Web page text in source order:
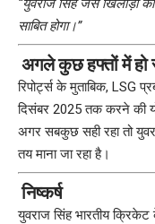
“युवराज सिंह जैसे खिलाड़ी
साबित होगा।”
अगले कुछ हफ्तों में हो
रिपोर्ट्स के मुताबिक, LSG
दिसंबर 2025 तक करने की
अगर सबकुछ सही रहा तो
तय माना जा रहा है।
निष्कर्ष
युवराज सिंह भारतीय